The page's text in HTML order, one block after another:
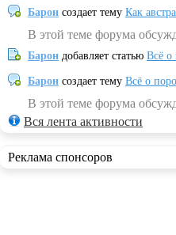
Барон создает тему Как
В этой теме форума
Барон добавляет статью Всё о
Барон создает тему Всё о
В этой теме форума
Вся лента активности
Реклама спонсоров